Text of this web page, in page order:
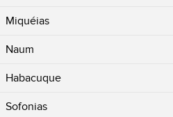
Miquéias
Naum
Habacuque
Sofonias